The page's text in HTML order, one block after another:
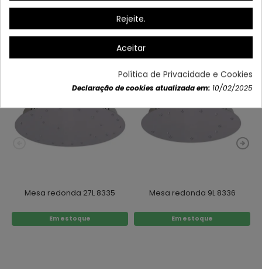
Também poderá gostar
Mesa redonda 27L 8335
Em estoque
Mesa redonda 9L 8336
Em estoque
Rejeite.
Aceitar
Política de Privacidade e Cookies
Declaração de cookies atualizada em: 10/02/2025